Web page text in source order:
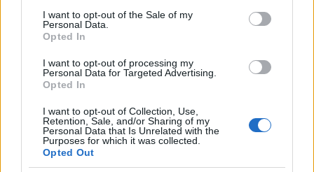
consent section.
I want to opt-out of the Sale of my
Personal Data.
Opted In
I want to opt-out of processing my
Personal Data for Targeted Advertising.
Opted In
I want to opt-out of Collection, Use,
Retention, Sale, and/or Sharing of my
Personal Data that Is Unrelated with the
Purposes for which it was collected.
Opted Out
Esztergomba tartó Desiro motorvonat a
szentendrei héven